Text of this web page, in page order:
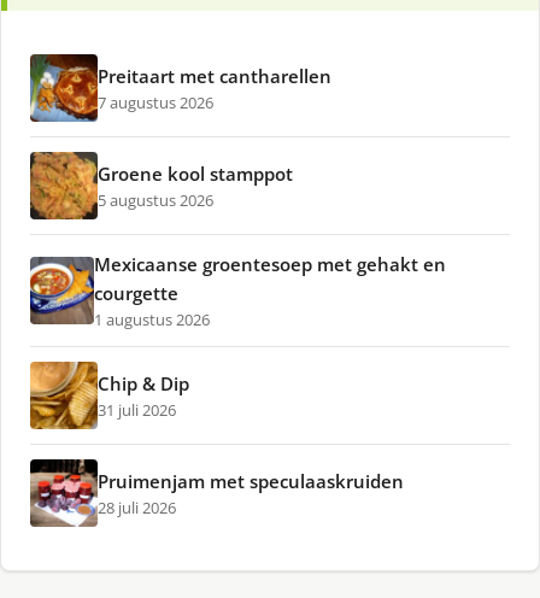
Preitaart met cantharellen
7 augustus 2026
Groene kool stamppot
5 augustus 2026
Mexicaanse groentesoep met gehakt en
courgette
1 augustus 2026
Chip & Dip
31 juli 2026
Pruimenjam met speculaaskruiden
28 juli 2026